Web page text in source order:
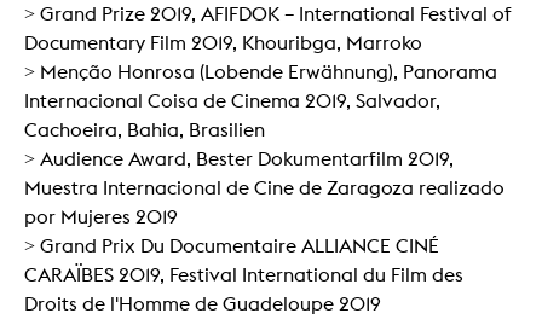
> Grand Prize 2019, AFIFDOK – International Festival of
Documentary Film 2019, Khouribga, Marroko
> Menção Honrosa (Lobende Erwähnung), Panorama
Internacional Coisa de Cinema 2019, Salvador,
Cachoeira, Bahia, Brasilien
> Audience Award, Bester Dokumentarfilm 2019,
Muestra Internacional de Cine de Zaragoza realizado
por Mujeres 2019
> Grand Prix Du Documentaire ALLIANCE CINÉ
CARAÏBES 2019, Festival International du Film des
Droits de l'Homme de Guadeloupe 2019